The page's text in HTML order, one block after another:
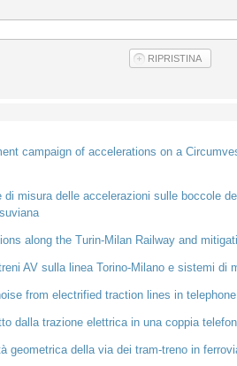
campaign of accelerations on a
di misura delle accelerazioni sulle boccole
along the Turin-Milan Railway and
AV sulla linea Torino-Milano e sistemi di
from electrified traction lines in
dalla trazione elettrica in una coppia
geometrica della via dei tram-treno in